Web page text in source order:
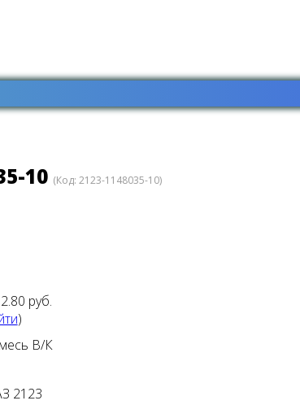
10 (Код: 2123-1148035-10)
руб.
)
В/К
2123